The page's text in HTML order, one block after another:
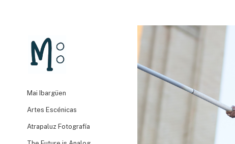
Mai Ibargüen
Artes Escénicas
Atrapaluz Fotografía